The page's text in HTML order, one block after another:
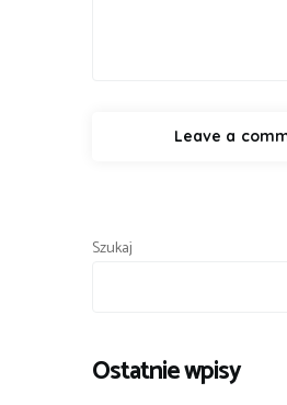
Szukaj
Ostatnie wpisy